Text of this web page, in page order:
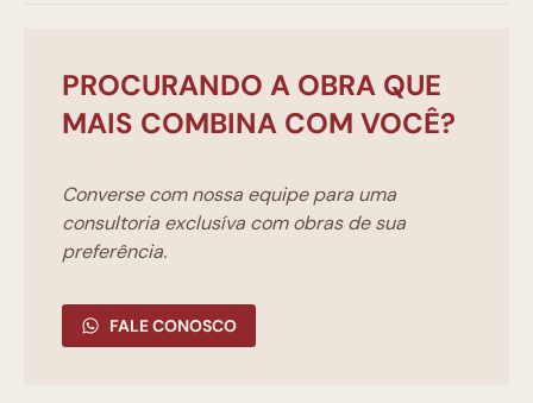
PROCURANDO A OBRA QUE
MAIS COMBINA COM VOCÊ?
Converse com nossa equipe para uma
consultoria exclusíva com obras de sua
preferência.
FALE CONOSCO